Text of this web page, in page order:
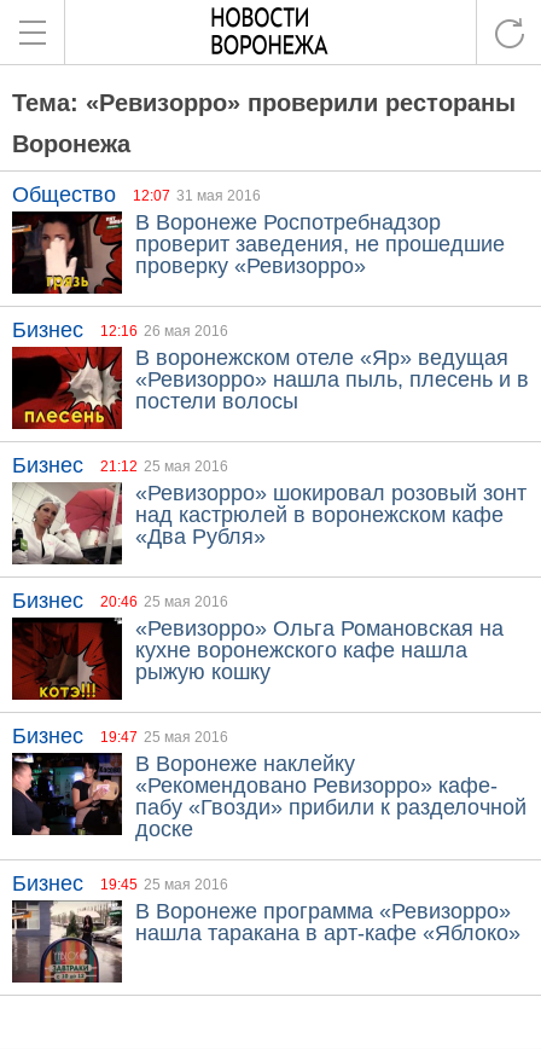
Тема: «Ревизорро» проверили рестораны
Воронежа
Общество 12:07 31 мая 2016
В Воронеже Роспотребнадзор
проверит заведения, не прошедшие
проверку «Ревизорро»
Бизнес 12:16 26 мая 2016
В воронежском отеле «Яр» ведущая
«Ревизорро» нашла пыль, плесень и в
постели волосы
Бизнес 21:12 25 мая 2016
«Ревизорро» шокировал розовый зонт
над кастрюлей в воронежском кафе
«Два Рубля»
Бизнес 20:46 25 мая 2016
«Ревизорро» Ольга Романовская на
кухне воронежского кафе нашла
рыжую кошку
Бизнес 19:47 25 мая 2016
В Воронеже наклейку
«Рекомендовано Ревизорро» кафе-
пабу «Гвозди» прибили к разделочной
доске
Бизнес 19:45 25 мая 2016
В Воронеже программа «Ревизорро»
нашла таракана в арт-кафе «Яблоко»